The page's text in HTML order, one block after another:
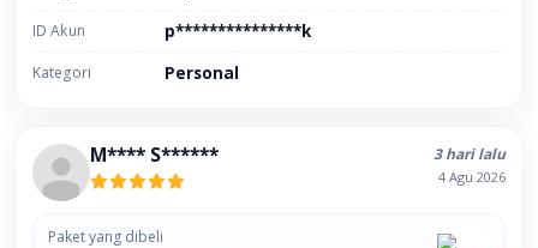
ID Akun p***************k
Kategori Personal
M**** S****** 3 hari lalu
4 Agu 2026
Paket yang dibeli